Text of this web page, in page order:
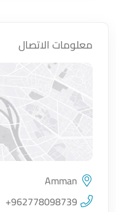
معلومات الاتصال
اضغط لتحميل الموقع
Amman
+962778098739